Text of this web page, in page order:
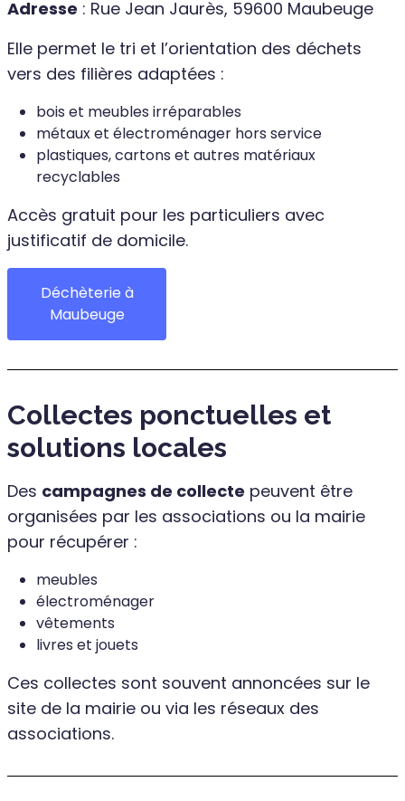
Adresse : Rue Jean Jaurès, 59600 Maubeuge
Elle permet le tri et l’orientation des déchets
vers des filières adaptées :
bois et meubles irréparables
métaux et électroménager hors service
plastiques, cartons et autres matériaux
recyclables
Accès gratuit pour les particuliers avec
justificatif de domicile.
Déchèterie à
Maubeuge
Collectes ponctuelles et
solutions locales
Des campagnes de collecte peuvent être
organisées par les associations ou la mairie
pour récupérer :
meubles
électroménager
vêtements
livres et jouets
Ces collectes sont souvent annoncées sur le
site de la mairie ou via les réseaux des
associations.